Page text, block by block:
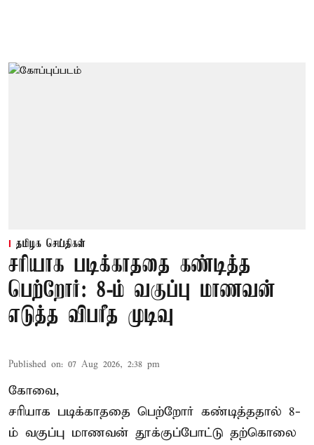
தமிழக செய்திகள்
சரியாக படிக்காததை கண்டித்த
பெற்றோர்: 8-ம் வகுப்பு மாணவன்
எடுத்த விபரீத முடிவு
Published on: 07 Aug 2026, 2:38 pm
கோவை,
சரியாக படிக்காததை பெற்றோர் கண்டித்ததால் 8-
ம் வகுப்பு மாணவன் தூக்குப்போட்டு தற்கொலை